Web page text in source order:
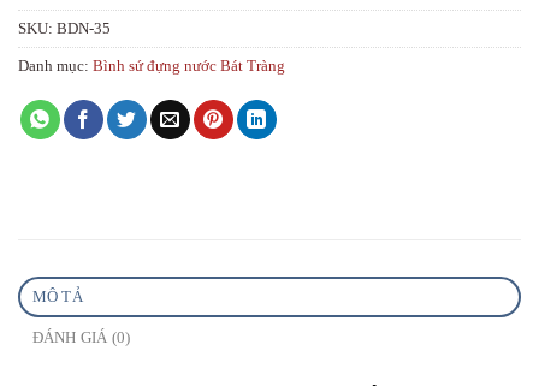
SKU: BDN-35
Danh mục: Bình sứ đựng nước Bát Tràng
MÔ TẢ
ĐÁNH GIÁ (0)